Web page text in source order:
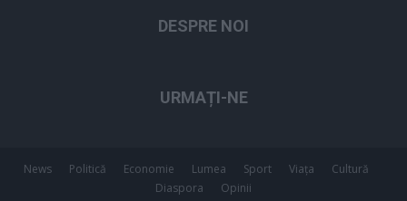
DESPRE NOI
URMAȚI-NE
News Politică Economie Lumea Sport Viața
Cultură
Diaspora
Opinii